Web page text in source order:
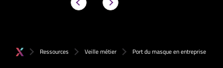
Ressources Veille métier Port du masque en entreprise